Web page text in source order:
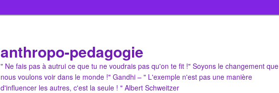
anthropo-pedagogie
" Ne fais pas à autrui ce que tu ne voudrais pas qu'on te fit !" Soyons le changement que
nous voulons voir dans le monde !" Gandhi – " L'exemple n'est pas une manière
d'influencer les autres, c'est la seule ! " Albert Schweitzer